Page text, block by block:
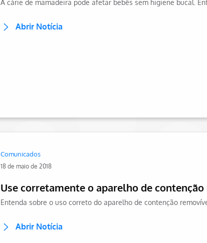
Abrir Notícia
Comunicados
18 de maio de 2018
Use corretamente o aparelho de
Abrir Notícia